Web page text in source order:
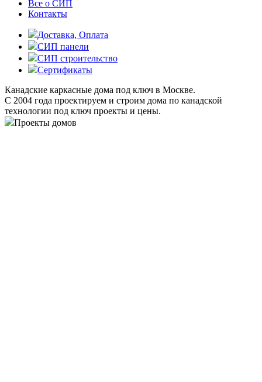
Все о СИП
Контакты
Доставка, Оплата
СИП панели
СИП строительство
Cертификаты
Канадские каркасные дома под ключ в Москве.
С 2004 года проектируем и строим дома по канадской
технологии под ключ проекты и цены.
Проекты домов